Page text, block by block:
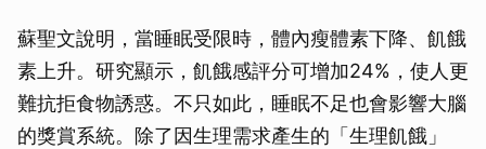
蘇聖文說明，當睡眠受限時，體內瘦體素下降、飢餓
素上升。研究顯示，飢餓感評分可增加24%，使人更
難抗拒食物誘惑。不只如此，睡眠不足也會影響大腦
的獎賞系統。除了因生理需求產生的「生理飢餓」